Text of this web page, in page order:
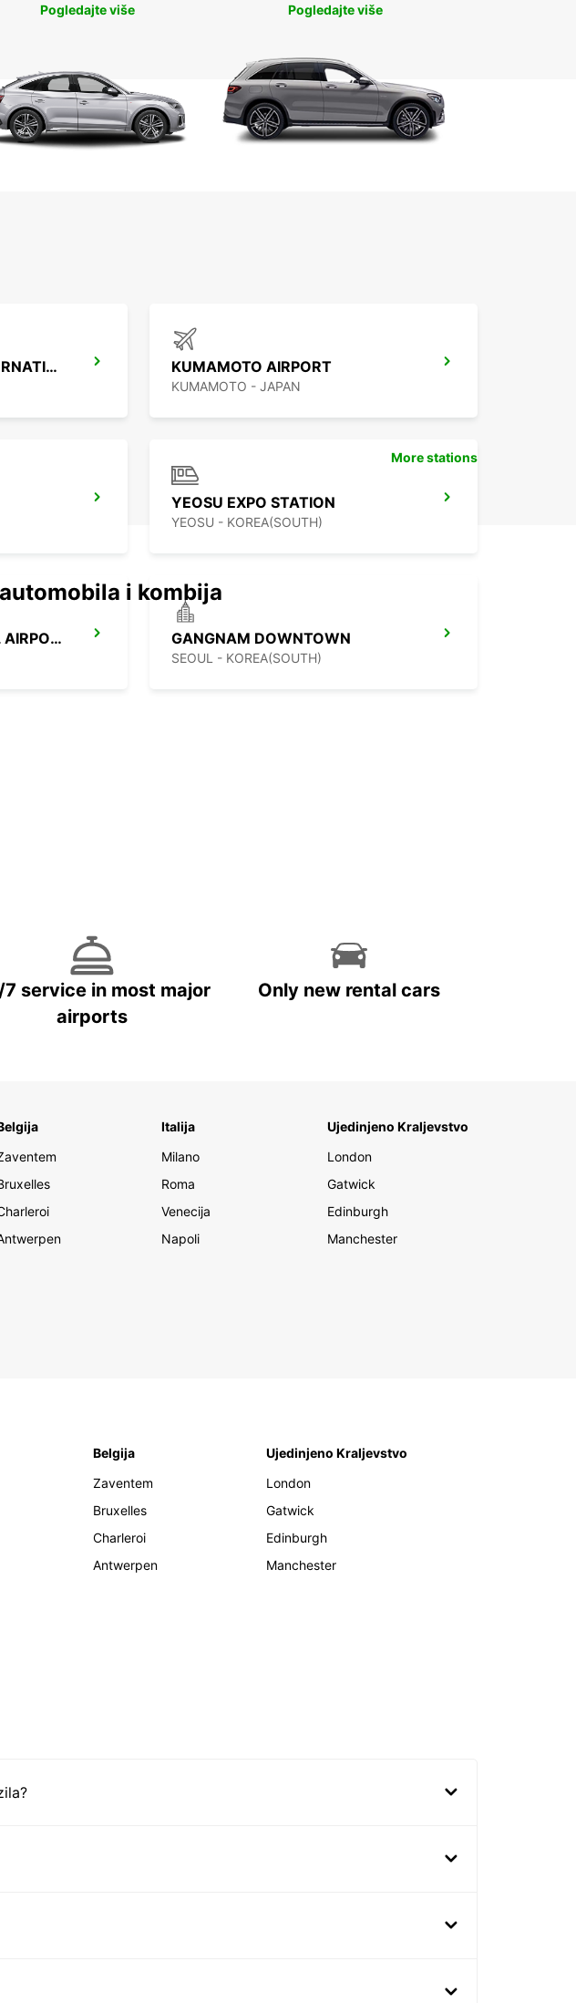
Pogledajte više Pogledajte više
FUKUOKA AIRPORT INTERNATIONAL TERMINAL KUMAMOTO AIRPORT
KUMAMOTO - JAPAN
YEOSU EXPO STATION
YEOSU - KOREA(SOUTH)
KANSAI INTERNATIONAL AIRPORT GANGNAM DOWNTOWN
SEOUL - KOREA(SOUTH)
More stations
i kombija
service in most major
airports
Only new rental cars
Italija
Milano
Roma
Venecija
Napoli
Ujedinjeno Kraljevstvo
London
Gatwick
Edinburgh
Manchester
Belgija
Zaventem
Bruxelles
Charleroi
Antwerpen
Ujedinjeno Kraljevstvo
London
Gatwick
Edinburgh
Manchester